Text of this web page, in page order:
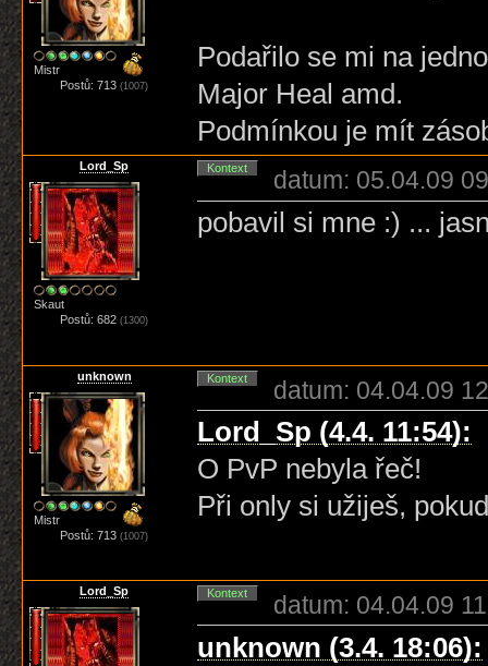
Mistr
Postů: 713(1007)
Podařilo se mi na
Major Heal amd.
Podmínkou je mít
Lord_Sp
Skaut
Postů: 682(1300)
Kontext datum: 05.04.09
pobavil si mne :) ...
unknown
Mistr
Postů: 713(1007)
Kontext datum: 04.04.09
Lord_Sp (4.4. 11:54):
O PvP nebyla řeč!
Při only si užiješ,
Lord_Sp Kontext datum: 04.04.09
unknown (3.4. 18:06):